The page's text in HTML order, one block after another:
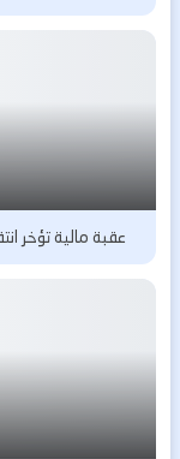
عقبة مالية تؤخر